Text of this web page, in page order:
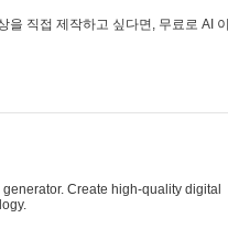
직접 제작하고 싶다면, 무료로 AI 이
Create high-quality digital